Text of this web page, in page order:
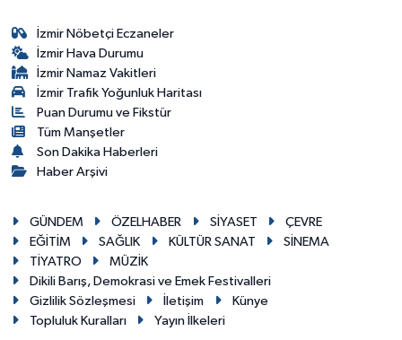
İzmir Nöbetçi Eczaneler
İzmir Hava Durumu
İzmir Namaz Vakitleri
İzmir Trafik Yoğunluk Haritası
Puan Durumu ve Fikstür
Tüm Manşetler
Son Dakika Haberleri
Haber Arşivi
GÜNDEM ÖZELHABER SİYASET
ÇEVRE
EĞİTİM
SAĞLIK KÜLTÜR SANAT
SİNEMA
TİYATRO
MÜZİK
Dikili Barış, Demokrasi ve Emek Festivalleri
Gizlilik Sözleşmesi
İletişim
Künye
Topluluk Kuralları
Yayın İlkeleri